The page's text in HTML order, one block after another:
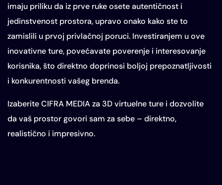
imaju priliku da iz prve ruke osete autentičnost i
jedinstvenost prostora, upravo onako kako ste to
zamislili u prvoj privlačnoj poruci. Investiranjem u ove
inovativne ture, povećavate poverenje i interesovanje
korisnika, što direktno doprinosi boljoj prepoznatljivosti
i konkurentnosti vašeg brenda.
Izaberite CIFRA MEDIA za 3D virtuelne ture i dozvolite
da vaš prostor govori sam za sebe – direktno,
realistično i impresivno.